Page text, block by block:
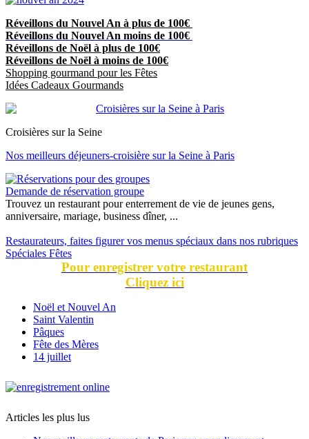
Réveillons du Nouvel An à plus de 100€
Réveillons du Nouvel An moins de 100€
Réveillons de Noël à plus de 100€
Réveillons de Noël à moins de 100€
Shopping gourmand pour les Fêtes
Idées Cadeaux Gourmands
Croisières sur la Seine
Nos meilleurs déjeuners-croisière sur la Seine à Paris
Demande de réservation groupe
Trouvez un restaurant pour enterrement de vie de jeunes gens,
anniversaire, mariage, business dîner, ...
Restaurateurs, faites figurer vos menus spéciaux dans nos rubriques
Spéciales Fêtes
Pour enregistrer votre restaurant
Cliquez ici
Noël et Nouvel An
Saint Valentin
Pâques
Fête des Mères
14 juillet
Articles les plus lus